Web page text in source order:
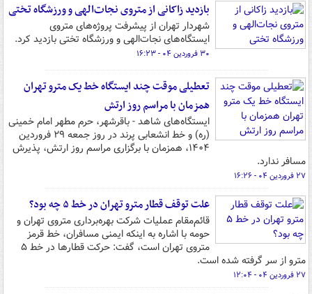
بازدید زاکانی از متروی نجات‌الهی و ورزشگاه تختی
شهردار تهران از پیشرفت پروژه‌های متروی
ایستگاه‌های نجات‌الهی و ورزشگاه تختی بازدید کرد.
۳۰ فروردین ۰۴ - ۱۶:۲۳
تعطیلی موقت چند ایستگاه خط یک مترو تهران
همزمان با مراسم روز ارتش
ایستگاه‌های شاهد - باقرشهر، حرم مطهر امام خمینی
(ره) و خط انشعابی پرند در روز جمعه ۲۹ فروردین
۱۴۰۴، همزمان با برگزاری مراسم روز ارتش، پذیرش
مسافر ندارد.
۲۷ فروردین ۰۴ - ۱۶:۲۶
علت توقف قطار مترو تهران در خط ۵ چه بود؟
قائم‌مقام عملیات شرکت بهره‌برداری متروی تهران و
حومه با اشاره به اینکه ایمنی مسافران، خط قرمز
متروی تهران است، گفت: حرکت قطارها در خط ۵
مترو از سر گرفته شده است.
۲۷ فروردین ۰۴ - ۱۲:۰۴